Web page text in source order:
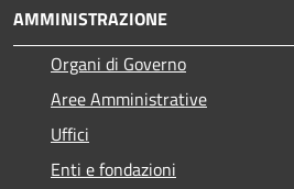
AMMINISTRAZIONE
Organi di Governo
Aree Amministrative
Uffici
Enti e fondazioni